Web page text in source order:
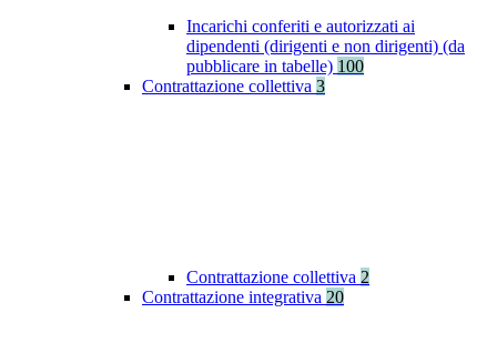
Incarichi conferiti e autorizzati ai
dipendenti (dirigenti e non dirigenti) (da
pubblicare in tabelle) 100
Contrattazione collettiva 3
Contrattazione collettiva 2
Contrattazione integrativa 20